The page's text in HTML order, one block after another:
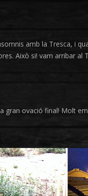
amb la Tresca, i
Això si! vam arribar al
gran ovació final! Molt